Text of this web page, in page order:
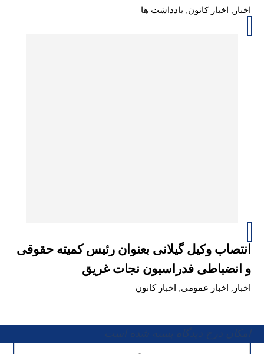
اخبار , اخبار کانون, یادداشت ها
انتصاب وکیل گیلانی بعنوان رئیس کمیته‌ حقوقی
و انضباطی فدراسیون نجات غریق
اخبار , اخبار عمومی, اخبار کانون